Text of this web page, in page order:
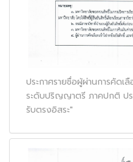
ประกาศรายชื่อผู้ผ่านการคัด
ระดับปริญญาตรี ภาคปกติ ปร
รับตรงอิสระ"